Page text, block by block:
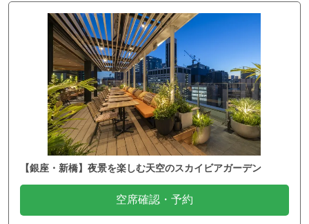
【銀座・新橋】夜景を楽しむ天空のスカイビアガーデン
空席確認・予約